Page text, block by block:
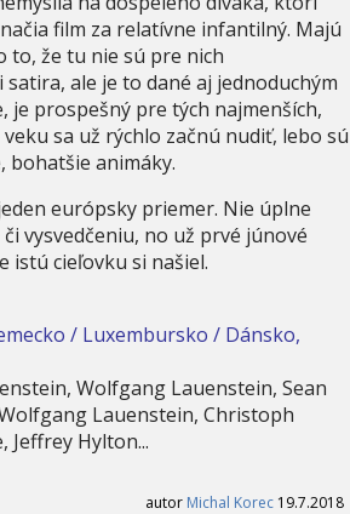
film za relatívne infantilný. Majú
to, že tu nie sú pre nich
ale je to dané aj jednoduchým
je prospešný pre tých najmenších,
sa už rýchlo začnú nudiť, lebo sú
bohatšie animáky.
európsky priemer. Nie úplne
vysvedčeniu, no už prvé júnové
istú cieľovku si našiel.
/ Luxembursko / Dánsko,
Wolfgang Lauenstein, Sean
Lauenstein, Christoph
Jeffrey Hylton...
autor Michal Korec 19.7.2018